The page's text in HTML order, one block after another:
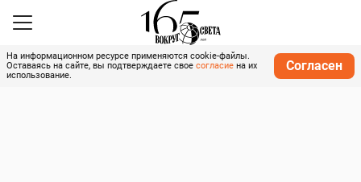
На информационном ресурсе применяются cookie-файлы.
Оставаясь на сайте, вы подтверждаете свое согласие на их
использование.
Согласен